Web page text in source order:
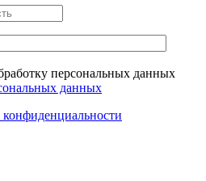
персональных данных
данных